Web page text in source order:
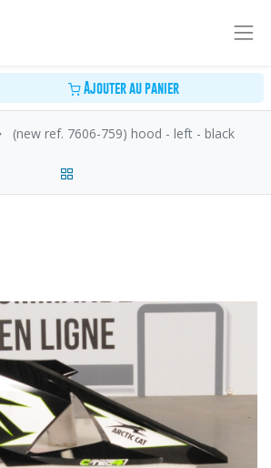
Ajouter au panier
(new ref. 7606-759) hood - left - black